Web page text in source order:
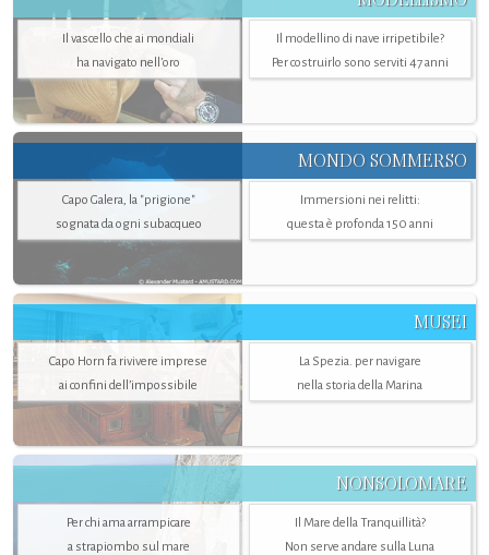
Il vascello che ai mondiali
ha navigato nell’oro
Il modellino di nave irripetibile?
Per costruirlo sono serviti 47 anni
MONDO SOMMERSO
Capo Galera, la "prigione"
sognata da ogni subacqueo
Immersioni nei relitti:
questa è profonda 150 anni
MUSEI
Capo Horn fa rivivere imprese
ai confini dell’impossibile
La Spezia. per navigare
nella storia della Marina
NONSOLOMARE
Per chi ama arrampicare
a strapiombo sul mare
Il Mare della Tranquillità?
Non serve andare sulla Luna